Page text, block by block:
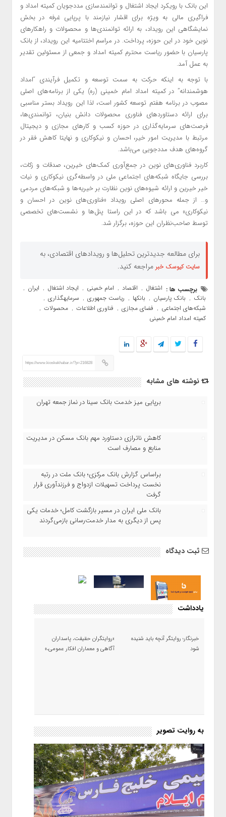
این بانک با رویکرد ایجاد اشتغال و توانمندسازی مددجویان کمیته امداد و
فراگیری مالی به ویژه برای اقشار نیازمند با پرپایی غرفه در بخش
نمایشگاهی این رویداد، به ارائه توانمندی‌ها و محصولات و راهکارهای
نوین خود در این حوزه، پرداخت. در مراسم اختتامیه این رویداد، از بانک
پارسیان با حضور ریاست محترم کمیته امداد و جمعی از مسئولین تقدیر
به عمل آمد.
با توجه به اینکه حرکت به سمت توسعه و تکمیل فرآیندی “امداد
هوشمندانه” در کمیته امداد امام خمینی (ره) یکی از برنامه‌های اصلی
مصوب در برنامه هفتم توسعه کشور است، لذا این رویداد بستر مناسبی
برای ارائه دستاوردهای فناوری محصولات دانش بنیان، توانمندی‌ها،
فرصت‌های سرمایه‌گذاری در حوزه کسب و کارهای مجازی و دیجیتال
مرتبط با مدیریت امور خیر، احسان و نیکوکاری و نهایتا کاهش فقر در
گروه‌های هدف مددجویی می‌باشد.
کاربرد فناوری‌های نوین در جمع‌آوری کمک‌های خیرین، صدقات و زکات،
بررسی جایگاه شبکه‌های اجتماعی ملی در واسطه‌گری نیکوکاری و نیات
خیر خیرین و ارائه شیوه‌های نوین نظارت بر خیریه‌ها و شبکه‌های مردمی
و… از جمله محورهای اصلی رویداد «فناوری‌های نوین در احسان و
نیکوکاری» می باشد که در این راستا پنل‌ها و نشست‌های تخصصی
توسط صاحب‌نظران این حوزه، برگزار شد.
برای مطالعه جدیدترین تحلیل‌ها و رویدادهای اقتصادی، به
سایت کیوسک خبر مراجعه کنید.
برچسب ها : اشتغال , اقتصاد , امام خمینی , ایجاد اشتغال , ایران ,
بانک , بانک پارسیان , بانکها , ریاست جمهوری , سرمایهگذاری ,
شبکه‌های اجتماعی , فضای مجازی , فناوری اطلاعات , محصولات ,
کمیته امداد امام خمینی
https://www.kioskekhabar.ir/?p=216828
نوشته های مشابه
برپایی میز خدمت بانک سینا در نماز جمعه تهران
کاهش ناترازی دستاورد مهم بانک مسکن در مدیریت
منابع و مصارف است
براساس گزارش بانک مرکزی؛ بانک ملت در رتبه
نخست پرداخت تسهیلات ازدواج و فرزندآوری قرار
گرفت
بانک ملی ایران در مسیر بازگشت کامل؛ خدمات یکی
پس از دیگری به مدار خدمت‌رسانی بازمی‌گردند
ثبت دیدگاه
یادداشت
خبرنگار؛ روایتگر آنچه باید شنیده
شود
«روایتگران حقیقت، پاسداران
آگاهی و معماران افکار عمومی،»
به روایت تصویر